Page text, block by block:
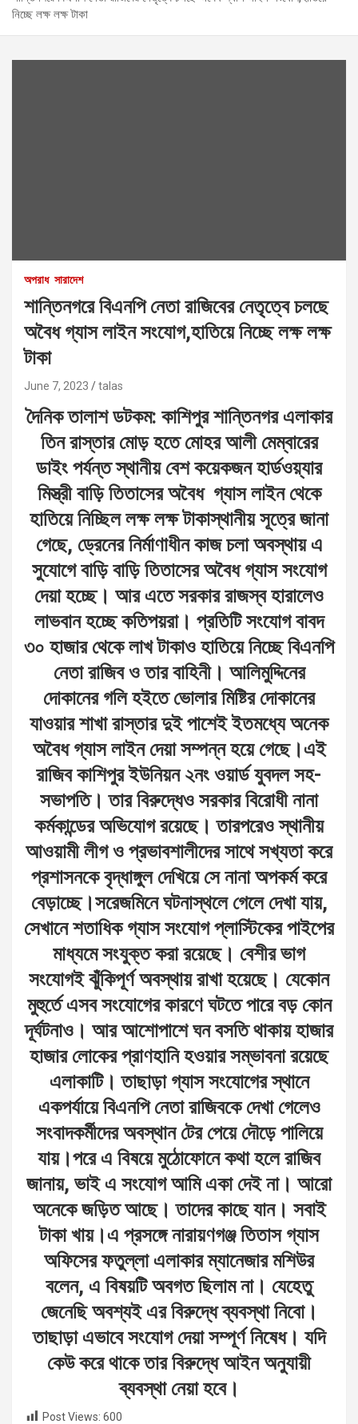
নিচ্ছে লক্ষ লক্ষ টাকা
অপরাধ সারাদেশ
শান্তিনগরে বিএনপি নেতা রাজিবের নেতৃত্বে চলছে
অবৈধ গ্যাস লাইন সংযোগ,হাতিয়ে নিচ্ছে লক্ষ লক্ষ
টাকা
June 7, 2023 talas
দৈনিক তালাশ ডটকম: কাশিপুর শান্তিনগর এলাকার
তিন রাস্তার মোড় হতে মোহর আলী মেম্বারের
ডাইং পর্যন্ত স্থানীয় বেশ কয়েকজন হার্ডওয়্যার
মিস্ত্রী বাড়ি তিতাসের অবৈধ গ্যাস লাইন থেকে
হাতিয়ে নিচ্ছিল লক্ষ লক্ষ টাকাস্থানীয় সূত্রে জানা
গেছে, ড্রেনের নির্মাণাধীন কাজ চলা অবস্থায় এ
সুযোগে বাড়ি বাড়ি তিতাসের অবৈধ গ্যাস সংযোগ
দেয়া হচ্ছে। আর এতে সরকার রাজস্ব হারালেও
লাভবান হচ্ছে কতিপয়রা। প্রতিটি সংযোগ বাবদ
৩০ হাজার থেকে লাখ টাকাও হাতিয়ে নিচ্ছে বিএনপি
নেতা রাজিব ও তার বাহিনী। আলিমুদ্দিনের
দোকানের গলি হইতে ভোলার মিষ্টির দোকানের
যাওয়ার শাখা রাস্তার দুই পাশেই ইতমধ্যে অনেক
অবৈধ গ্যাস লাইন দেয়া সম্পন্ন হয়ে গেছে।এই
রাজিব কাশিপুর ইউনিয়ন ২নং ওয়ার্ড যুবদল সহ-
সভাপতি। তার বিরুদ্ধেও সরকার বিরোধী নানা
কর্মকান্ডের অভিযোগ রয়েছে। তারপরেও স্থানীয়
আওয়ামী লীগ ও প্রভাবশালীদের সাথে সখ্যতা করে
প্রশাসনকে বৃদ্ধাঙ্গুল দেখিয়ে সে নানা অপকর্ম করে
বেড়াচ্ছে।সরেজমিনে ঘটনাস্থলে গেলে দেখা যায়,
সেখানে শতাধিক গ্যাস সংযোগ প্লাস্টিকের পাইপের
মাধ্যমে সংযুক্ত করা রয়েছে। বেশীর ভাগ
সংযোগই ঝুঁকিপূর্ণ অবস্থায় রাখা হয়েছে। যেকোন
মুহুর্তে এসব সংযোগের কারণে ঘটতে পারে বড় কোন
দূর্ঘটনাও। আর আশোপাশে ঘন বসতি থাকায় হাজার
হাজার লোকের প্রাণহানি হওয়ার সম্ভাবনা রয়েছে
এলাকাটি। তাছাড়া গ্যাস সংযোগের স্থানে
একপর্যায়ে বিএনপি নেতা রাজিবকে দেখা গেলেও
সংবাদকর্মীদের অবস্থান টের পেয়ে দৌড়ে পালিয়ে
যায়।পরে এ বিষয়ে মুঠোফোনে কথা হলে রাজিব
জানায়, ভাই এ সংযোগ আমি একা দেই না। আরো
অনেকে জড়িত আছে। তাদের কাছে যান। সবাই
টাকা খায়।এ প্রসঙ্গে নারায়ণগঞ্জ তিতাস গ্যাস
অফিসের ফতুল্লা এলাকার ম্যানেজার মশিউর
বলেন, এ বিষয়টি অবগত ছিলাম না। যেহেতু
জেনেছি অবশ্যই এর বিরুদ্ধে ব্যবস্থা নিবো।
তাছাড়া এভাবে সংযোগ দেয়া সম্পূর্ণ নিষেধ। যদি
কেউ করে থাকে তার বিরুদ্ধে আইন অনুযায়ী
ব্যবস্থা নেয়া হবে।
Post Views: 600